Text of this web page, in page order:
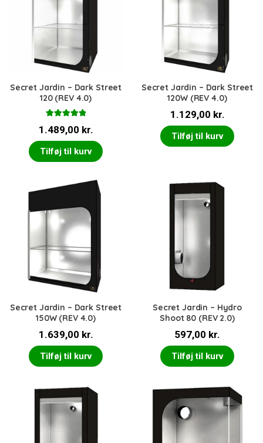
Secret Jardin – Dark Street
120 (REV 4.0)
5.00ud af 5
1.489,00 kr.
Tilføj til kurv
Secret Jardin – Dark Street
120W (REV 4.0)
1.129,00 kr.
Tilføj til kurv
Secret Jardin – Dark Street
150W (REV 4.0)
1.639,00 kr.
Tilføj til kurv
Secret Jardin – Hydro
Shoot 80 (REV 2.0)
597,00 kr.
Tilføj til kurv